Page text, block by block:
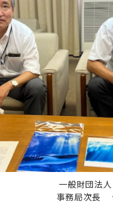
一般財団法
事務局次長